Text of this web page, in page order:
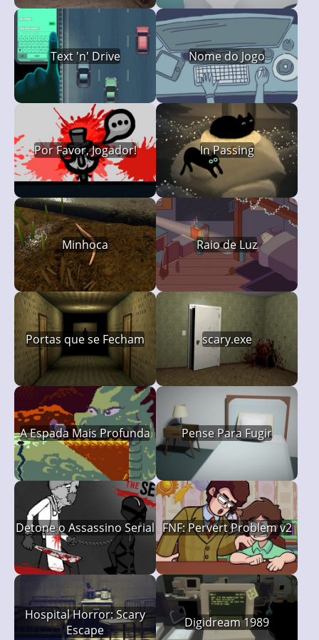
Text 'n' Drive Nome do Jogo
Por Favor, Jogador! In Passing
Minhoca Raio de Luz
Portas que se Fecham scary.exe
A Espada Mais Profunda Pense Para Fugir
Detone o Assassino Serial FNF: Pervert Problem v2
Hospital Horror: Scary
Escape
Digidream 1989